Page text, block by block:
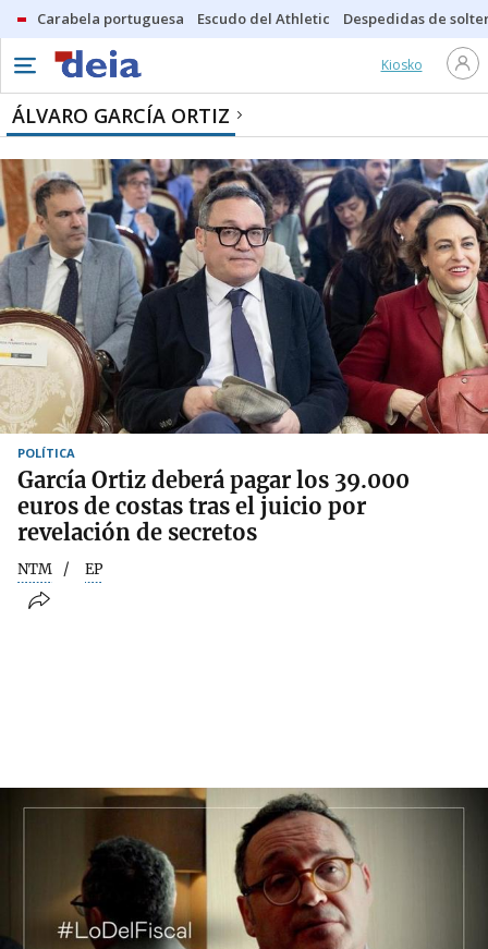
Carabela portuguesa Escudo del Athletic Despedidas de
Kiosko
ÁLVARO GARCÍA ORTIZ
POLÍTICA
García Ortiz deberá pagar los 39.000
euros de costas tras el juicio por
revelación de secretos
NTM EP